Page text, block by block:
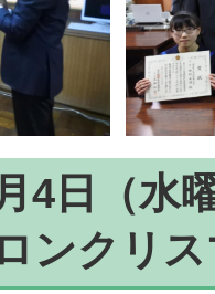
4日（水
ンクリ